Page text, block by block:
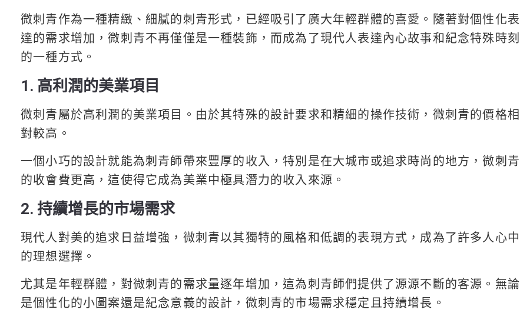
微刺青作為一種精緻、細膩的刺青形式，已經吸引了廣大年輕群體的喜愛。隨著對個性化表
達的需求增加，微刺青不再僅僅是一種裝飾，而成為了現代人表達內心故事和紀念特殊時刻
的一種方式。
1. 高利潤的美業項目
微刺青屬於高利潤的美業項目。由於其特殊的設計要求和精細的操作技術，微刺青的價格相
對較高。
一個小巧的設計就能為刺青師帶來豐厚的收入，特別是在大城市或追求時尚的地方，微刺青
的收會費更高，這使得它成為美業中極具潛力的收入來源。
2. 持續增長的市場需求
現代人對美的追求日益增強，微刺青以其獨特的風格和低調的表現方式，成為了許多人心中
的理想選擇。
尤其是年輕群體，對微刺青的需求量逐年增加，這為刺青師們提供了源源不斷的客源。無論
是個性化的小圖案還是紀念意義的設計，微刺青的市場需求穩定且持續增長。